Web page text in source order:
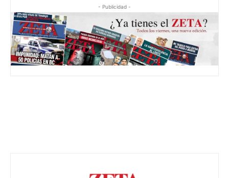
- Publicidad -